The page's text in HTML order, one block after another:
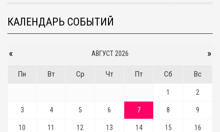
КАЛЕНДАРЬ СОБЫТИЙ
« АВГУСТ 2026 »
Пн Вт Ср Чт Пт Сб Вс
1 2
3 4 5 6 7 8 9
10 11 12 13 14 15 16